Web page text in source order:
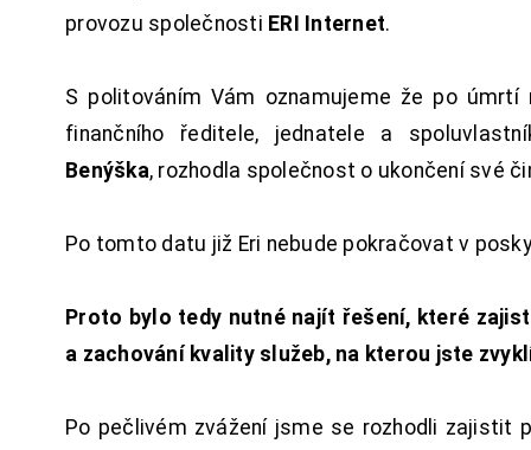
provozu společnosti ERI Internet.
S politováním Vám oznamujeme že po úmrtí
finančního ředitele, jednatele a
Benýška, rozhodla společnost o ukončení své
Po tomto datu již Eri nebude pokračovat v
Proto bylo tedy nutné najít řešení, které
a zachování kvality služeb, na kterou jste
Po pečlivém zvážení jsme se rozhodli zajistit